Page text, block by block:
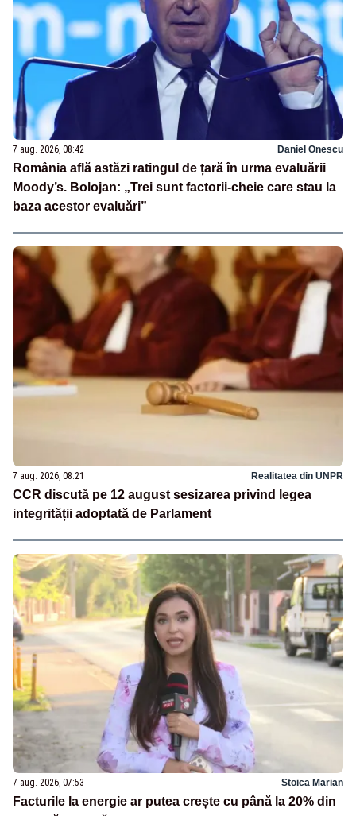
7 aug. 2026, 08:42 Daniel Onescu
România află astăzi ratingul de țară în urma evaluării
Moody’s. Bolojan: „Trei sunt factorii-cheie care stau la
baza acestor evaluări”
7 aug. 2026, 08:21 Realitatea din UNPR
CCR discută pe 12 august sesizarea privind legea
integrității adoptată de Parlament
7 aug. 2026, 07:53 Stoica Marian
Facturile la energie ar putea crește cu până la 20% din